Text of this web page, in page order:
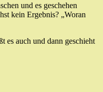
und es geschehen
kein Ergebnis? „Woran
es auch und dann geschieht